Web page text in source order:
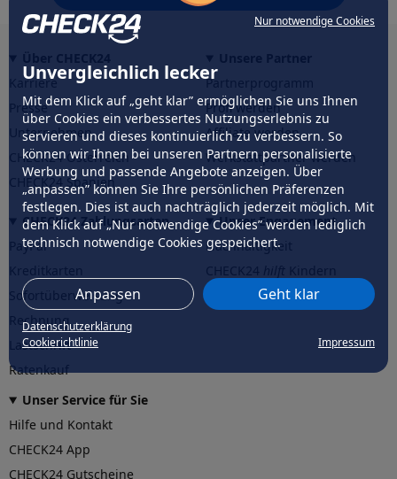
Nur notwendige Cookies
Unvergleichlich lecker
Mit dem Klick auf „geht klar” ermöglichen Sie uns Ihnen
über Cookies ein verbessertes Nutzungserlebnis zu
servieren und dieses kontinuierlich zu verbessern. So
können wir Ihnen bei unseren Partnern personalisierte
Werbung und passende Angebote anzeigen. Über
„anpassen” können Sie Ihre persönlichen Präferenzen
festlegen. Dies ist auch nachträglich jederzeit möglich. Mit
dem Klick auf „Nur notwendige Cookies” werden lediglich
technisch notwendige Cookies gespeichert.
Anpassen Geht klar
Datenschutzerklärung
Cookierichtlinie
Impressum
Karriere
Presse
Unternehmen
CHECK24 Österreich
CHECK24 Spanien
Partnerprogramm
Profi werden
Affiliate werden
Werkstattpartner werden
CHECK24 Zahlungsarten
PayPal
Sofortüberweisung
Rechnung
Lastschrift
Ratenkauf
Unser Engagement
Nachhaltigkeit
CHECK24hilftder Natur
Unser Service für Sie
Hilfe und Kontakt
CHECK24 App
CHECK24 Gutscheine